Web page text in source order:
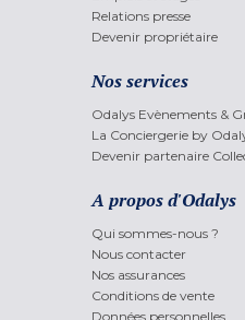
Relations presse
Devenir propriétaire
Nos services
Odalys Evènements &
La Conciergerie by
Devenir partenaire
A propos d'Odalys
Qui sommes-nous ?
Nous contacter
Nos assurances
Conditions de vente
Données personnelles